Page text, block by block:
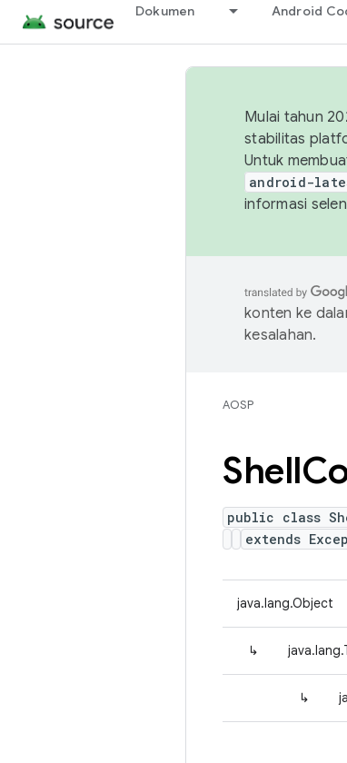
Dokumen Android
Mulai tahun
stabilitas
Untuk
android-
informasi
konten ke
kesalahan.
AOSP
Shell
public class
extends
java.lang.Object
↳
↳